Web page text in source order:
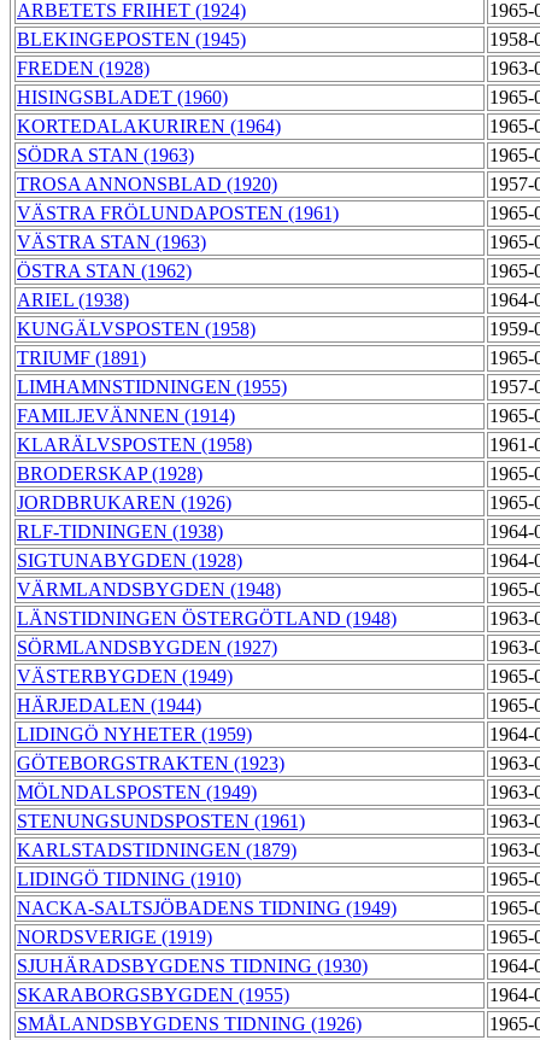
ARBETETS FRIHET (1924)
BLEKINGEPOSTEN (1945)
FREDEN (1928)
HISINGSBLADET (1960)
KORTEDALAKURIREN (1964)
SÖDRA STAN (1963)
TROSA ANNONSBLAD (1920)
VÄSTRA FRÖLUNDAPOSTEN (1961)
VÄSTRA STAN (1963)
ÖSTRA STAN (1962)
ARIEL (1938)
KUNGÄLVSPOSTEN (1958)
TRIUMF (1891)
LIMHAMNSTIDNINGEN (1955)
FAMILJEVÄNNEN (1914)
KLARÄLVSPOSTEN (1958)
BRODERSKAP (1928)
JORDBRUKAREN (1926)
RLF-TIDNINGEN (1938)
SIGTUNABYGDEN (1928)
VÄRMLANDSBYGDEN (1948)
LÄNSTIDNINGEN ÖSTERGÖTLAND (1948)
SÖRMLANDSBYGDEN (1927)
VÄSTERBYGDEN (1949)
HÄRJEDALEN (1944)
LIDINGÖ NYHETER (1959)
GÖTEBORGSTRAKTEN (1923)
MÖLNDALSPOSTEN (1949)
STENUNGSUNDSPOSTEN (1961)
KARLSTADSTIDNINGEN (1879)
LIDINGÖ TIDNING (1910)
NACKA-SALTSJÖBADENS TIDNING (1949)
NORDSVERIGE (1919)
SJUHÄRADSBYGDENS TIDNING (1930)
SKARABORGSBYGDEN (1955)
SMÅLANDSBYGDENS TIDNING (1926)